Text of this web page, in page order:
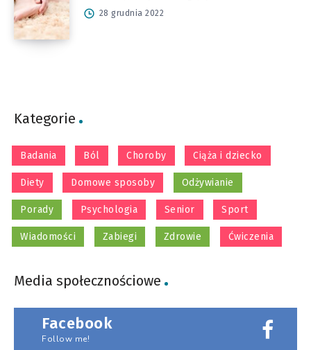
28 grudnia 2022
Kategorie
Badania Ból Choroby Ciąża i dziecko
Diety Domowe sposoby Odżywianie
Porady Psychologia Senior Sport
Wiadomości Zabiegi Zdrowie Ćwiczenia
Media społecznościowe
Facebook
Follow me!